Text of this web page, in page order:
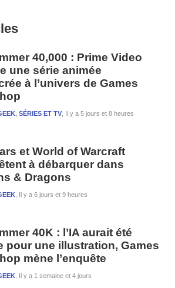
40,000 : Prime Video
une série animée
à l’univers de Games
Il y a 5 jours et 8 heures
, SÉRIES ET TV
et World of Warcraft
à débarquer dans
& Dragons
Il y a 6 jours et 9 heures
40K : l’IA aurait été
pour une illustration, Games
mène l’enquête
Il y a 1 semaine et 4 jours